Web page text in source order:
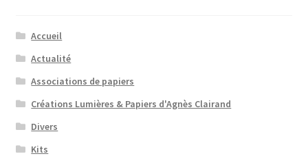
Accueil
Actualité
Associations de papiers
Créations Lumières & Papiers d'Agnès Clairand
Divers
Kits